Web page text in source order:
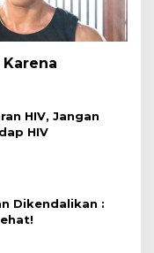
HIV, Jangan
HIV
Dikendalikan :